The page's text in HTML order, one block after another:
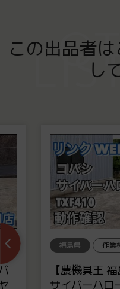
この出品者
し
福島県 作業
【農機具王
サイバーハロ